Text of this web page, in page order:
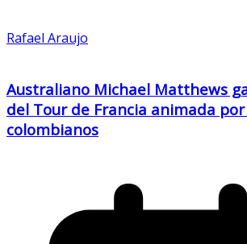
Rafael Araujo
Australiano Michael Matthews
del Tour de Francia animada
colombianos